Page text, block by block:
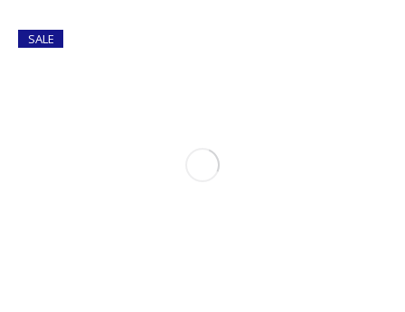
SALE